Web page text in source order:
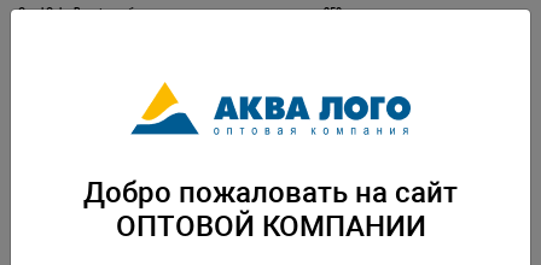
Coral Color Booster добавка для улучшения цвета кораллов, 250мл
Добро пожаловать на сайт
ОПТОВОЙ КОМПАНИИ